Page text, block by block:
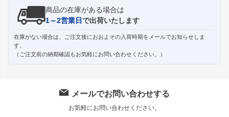
商品の在庫がある場合は
1～2営業日で出荷いたします
在庫がない場合は、ご注文後におおよその入荷時期をメールでお知らせしま
す。
（ご注文前の納期確認もお気軽にお問い合わせください。）
メールでお問い合わせする
お気軽にお問い合わせください。